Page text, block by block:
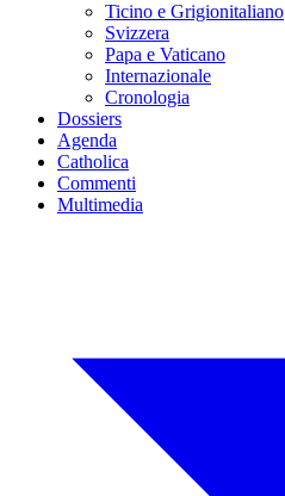
Ticino e Grigionitaliano
Svizzera
Papa e Vaticano
Internazionale
Cronologia
Dossiers
Agenda
Catholica
Commenti
Multimedia